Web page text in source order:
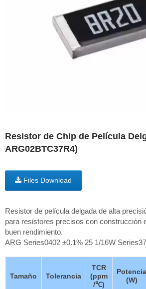
Resistor de Chip de Película
ARG02BTC37R4)
Files Download
Resistor de película delgada de alta
para resistores precisos con construcción
buen rendimiento.
ARG Series0402 ±0.1% 25 1/16W
Tamaño Tolerancia
TCR
(ppm
/℃)
Potencia
(W)